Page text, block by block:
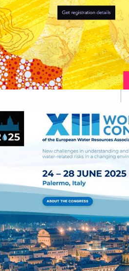
informativi geografici (GIS) crea
del "dove" in comprensione
pianeta.
Learn more